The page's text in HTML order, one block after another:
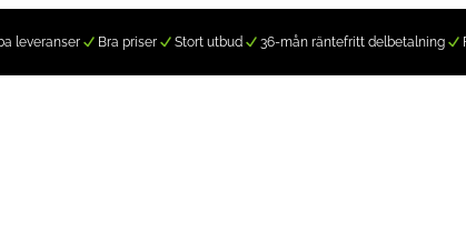
leveranser Bra priser Stort utbud 36-mån räntefritt delbetalning